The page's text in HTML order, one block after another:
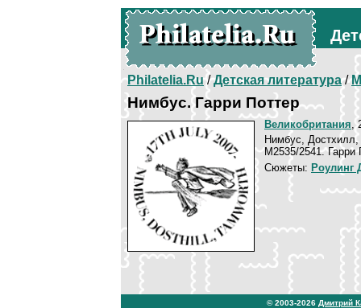
Philatelia.Ru/Детская литература/
Нимбус. Гарри Поттер
Великобритания,
Нимбус,
М2535/2541. Гарри
Сюжеты: Роулинг
© 2003-2026 Дмитрий